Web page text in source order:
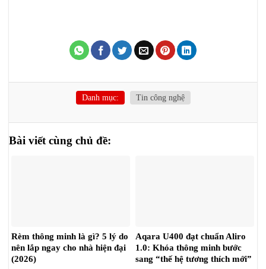
Danh mục: Tin công nghệ
Bài viết cùng chủ đề:
Rèm thông minh là gì? 5 lý do
nên lắp ngay cho nhà hiện đại
(2026)
Aqara U400 đạt chuẩn Aliro
1.0: Khóa thông minh bước
sang “thế hệ tương thích mới”